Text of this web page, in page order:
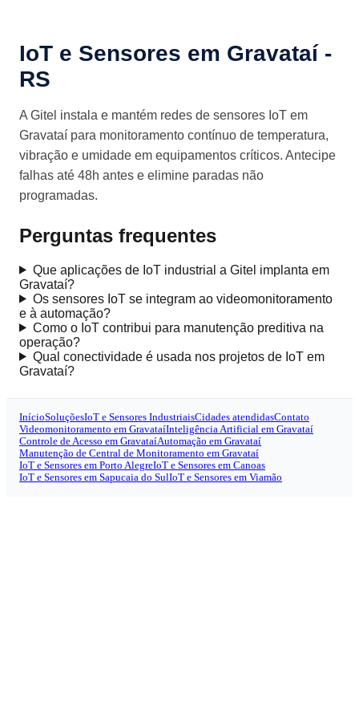
IoT e Sensores em Gravataí -
RS
A Gitel instala e mantém redes de sensores IoT em
Gravataí para monitoramento contínuo de temperatura,
vibração e umidade em equipamentos críticos. Antecipe
falhas até 48h antes e elimine paradas não
programadas.
Perguntas frequentes
Que aplicações de IoT industrial a Gitel implanta em
Gravataí?
Os sensores IoT se integram ao videomonitoramento
e à automação?
Como o IoT contribui para manutenção preditiva na
operação?
Qual conectividade é usada nos projetos de IoT em
Gravataí?
InícioSoluçõesIoT e Sensores IndustriaisCidades atendidasContato
Videomonitoramento em GravataíInteligência Artificial em Gravataí
Controle de Acesso em GravataíAutomação em Gravataí
Manutenção de Central de Monitoramento em Gravataí
IoT e Sensores em Porto AlegreIoT e Sensores em Canoas
IoT e Sensores em Sapucaia do SulIoT e Sensores em Viamão